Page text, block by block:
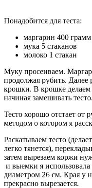
Понадобится для теста:
маргарин 400 грамм
мука 5 стаканов
молоко 1 стакан
Муку просеиваем.
продолжая рубить. Далее
крошки. В крошке делаем
начиная замешивать
Тесто хорошо отстает от
методом о котором я
Раскатываем тесто
легко тянется),
затем вырезаем коржи
и выемки я
диаметром 26 см. Края у
прекрасно вырезается.